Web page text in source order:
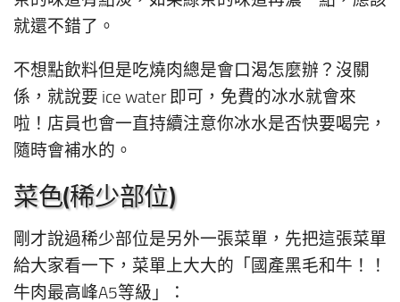
就還不錯了。
不想點飲料但是吃燒肉總是會口渴怎麼辦？沒關
係，就說要 ice water 即可，免費的冰水就會來
啦！店員也會一直持續注意你冰水是否快要喝完，
隨時會補水的。
菜色(稀少部位)
剛才說過稀少部位是另外一張菜單，先把這張菜單
給大家看一下，菜單上大大的「國產黑毛和牛！！
牛肉最高峰A5等級」：